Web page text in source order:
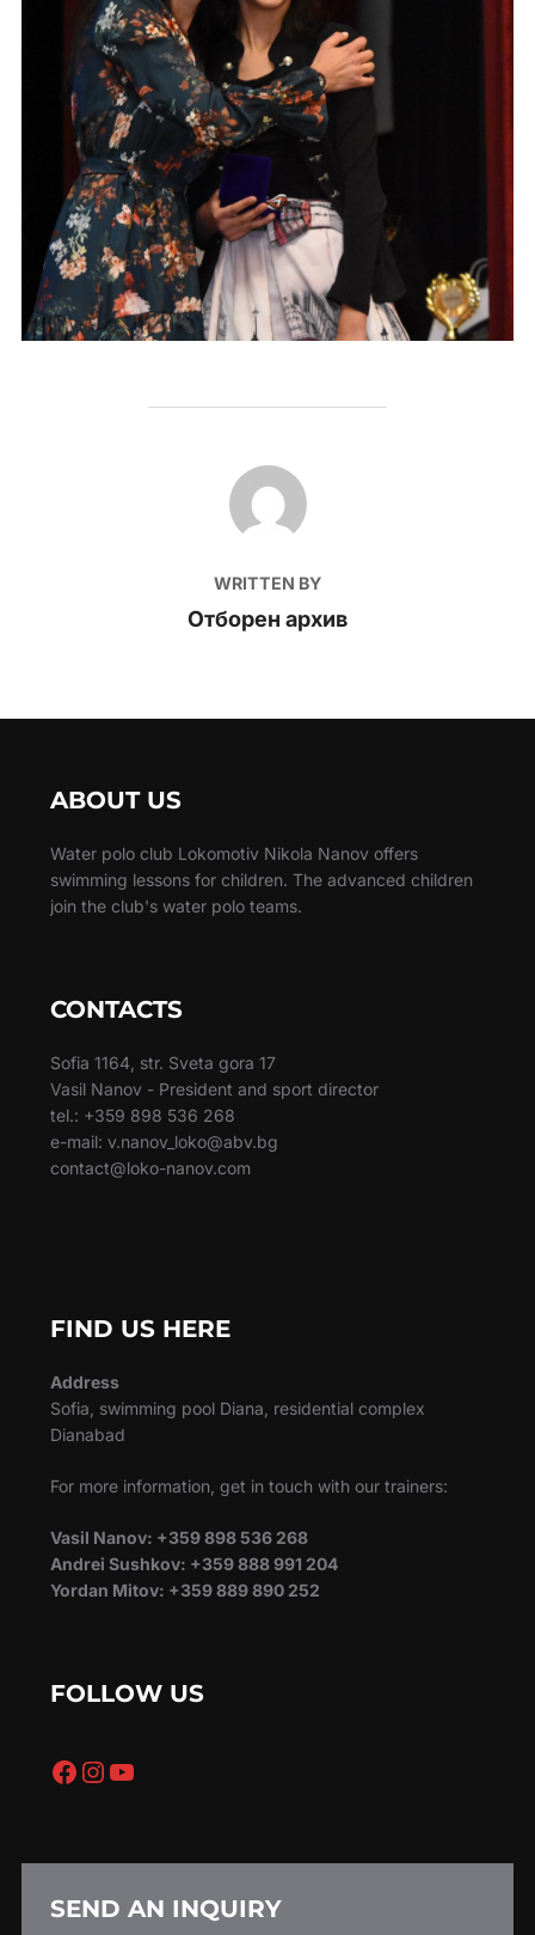
POST AUTHOR
WRITTEN BY
Отборен архив
ABOUT US
Water polo club Lokomotiv Nikola Nanov offers
swimming lessons for children. The advanced children
join the club's water polo teams.
CONTACTS
Sofia 1164, str. Sveta gora 17
Vasil Nanov - President and sport director
tel.: +359 898 536 268
e-mail: v.nanov_loko@abv.bg
contact@loko-nanov.com
FIND US HERE
Address
Sofia, swimming pool Diana, residential complex
Dianabad
For more information, get in touch with our trainers:
Vasil Nanov: +359 898 536 268
Andrei Sushkov: +359 888 991 204
Yordan Mitov: +359 889 890 252
FOLLOW US
Facebook
Instagram
YouTube
SEND AN INQUIRY